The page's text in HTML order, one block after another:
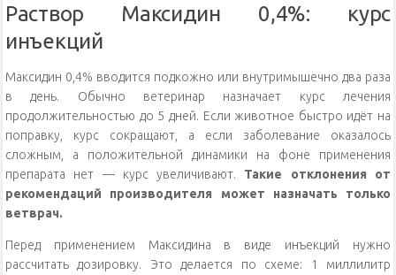
Раствор Максидин 0,4%: курс
инъекций
Максидин 0,4% вводится подкожно или внутримышечно два раза
в день. Обычно ветеринар назначает курс лечения
продолжительностью до 5 дней. Если животное быстро идёт на
поправку, курс сокращают, а если заболевание оказалось
сложным, а положительной динамики на фоне применения
препарата нет — курс увеличивают. Такие отклонения от
рекомендаций производителя может назначать только
ветврач.
Перед применением Максидина в виде инъекций нужно
рассчитать дозировку. Это делается по схеме: 1 миллилитр